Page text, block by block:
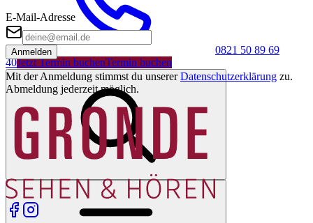
0821 50 89 69
40Jetzt Termin buchenTermin buchen
E-Mail-Adresse
Anmelden
Mit der Anmeldung stimmst du unserer Datenschutzerklärung zu.
Abmeldung jederzeit möglich.